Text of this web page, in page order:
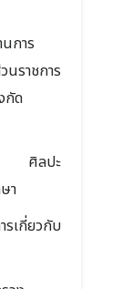
การ
นราชการ
กัด
นา ศิลปะ
า
เกี่ยวกับ